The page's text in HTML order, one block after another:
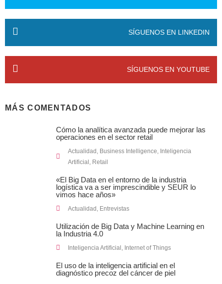
SÍGUENOS EN LINKEDIN
SÍGUENOS EN YOUTUBE
MÁS COMENTADOS
Cómo la analítica avanzada puede mejorar las
operaciones en el sector retail
Actualidad , Business Intelligence, Inteligencia
Artificial , Retail
«El Big Data en el entorno de la industria
logística va a ser imprescindible y SEUR lo
vimos hace años»
Actualidad , Entrevistas
Utilización de Big Data y Machine Learning en
la Industria 4.0
Inteligencia Artificial , Internet of Things
El uso de la inteligencia artificial en el
diagnóstico precoz del cáncer de piel